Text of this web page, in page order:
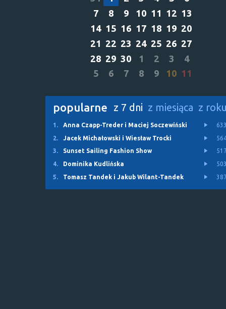
7
8 9 10 11 12 13
14 15 16 17 18 19 20
21 22 23 24 25 26 27
28 29 30 1 2 3
4
5
6 7 8 9 10 11
popularne z 7 dni z miesiąca z
1. Anna Czapp-Treder i Maciej Soczewiński
2.
Jacek Michałowski i Wiesław Trocki
3.
Sunset Sailing Fashion Show
4.
Dominika Kudlińska
5.
Tomasz Tandek i Jakub Wilant-Tandek